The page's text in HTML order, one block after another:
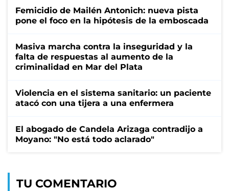
Femicidio de Mailén Antonich: nueva pista
pone el foco en la hipótesis de la emboscada
Masiva marcha contra la inseguridad y la
falta de respuestas al aumento de la
criminalidad en Mar del Plata
Violencia en el sistema sanitario: un paciente
atacó con una tijera a una enfermera
El abogado de Candela Arizaga contradijo a
Moyano: "No está todo aclarado"
TU COMENTARIO